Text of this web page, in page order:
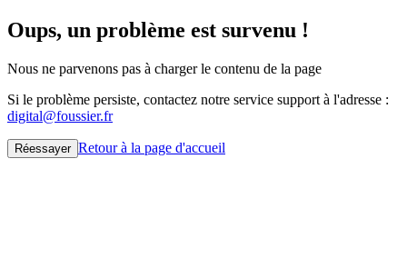
Oups, un problème est survenu !
Nous ne parvenons pas à charger le contenu de la page
Si le problème persiste, contactez notre service support à l'adresse :
digital@foussier.fr
Réessayer Retour à la page d'accueil